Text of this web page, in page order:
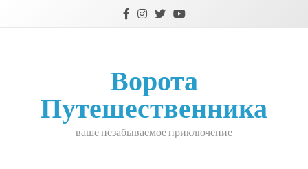
Ворота
Путешественника
ваше незабываемое приключение